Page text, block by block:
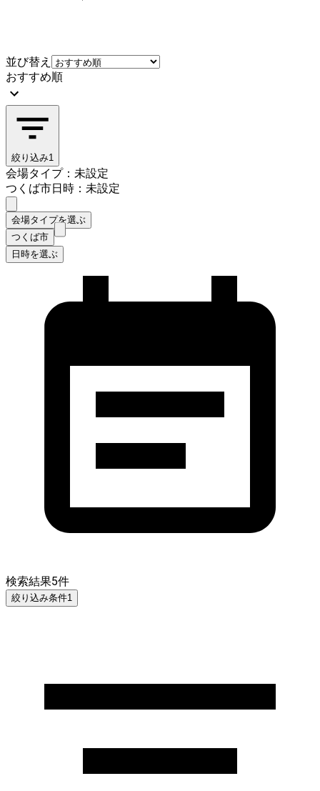
並び替え
おすすめ順
絞り込み1
会場タイプ：未設定
つくば市日時：未設定
会場タイプを選ぶ
つくば市
日時を選ぶ
検索結果5件
絞り込み条件1